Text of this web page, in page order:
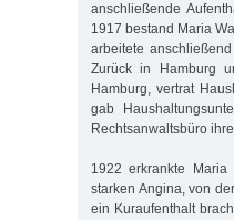
anschließende
1917 bestand Maria
arbeitete
Zurück in Hamburg
Hamburg, vertrat
gab
Rechtsanwaltsbüro
1922 erkrankte
starken Angina, von
ein Kuraufenthalt